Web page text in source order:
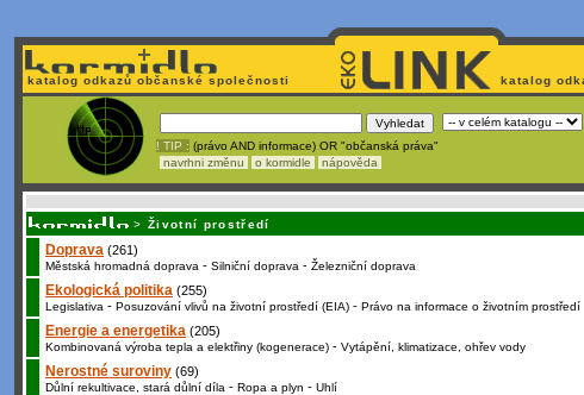
katalog odkazů občanské společnosti katalog
! TIP : (právo AND informace) OR "občanská práva"
navrhni změnu
o kormidle nápověda
> Životní prostředí
Doprava (261)
Městská hromadná doprava - Silniční doprava - Železniční doprava
Ekologická politika (255)
Legislativa - Posuzování vlivů na životní prostředí (EIA) - Právo na informace o životním prostředí
Energie a energetika (205)
Kombinovaná výroba tepla a elektřiny (kogenerace) - Vytápění, klimatizace, ohřev vody
Nerostné suroviny (69)
Důlní rekultivace, stará důlní díla - Ropa a plyn - Uhlí